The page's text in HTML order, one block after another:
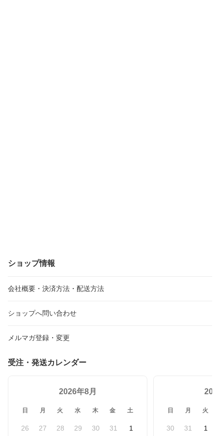
ショップ情報
会社概要・決済方法・配送方法
ショップへ問い合わせ
メルマガ登録・変更
受注・発送カレンダー
2026年8月
日 月 火 水 木 金 土
26 27 28 29 30 31 1
日 月 火
30 31 1